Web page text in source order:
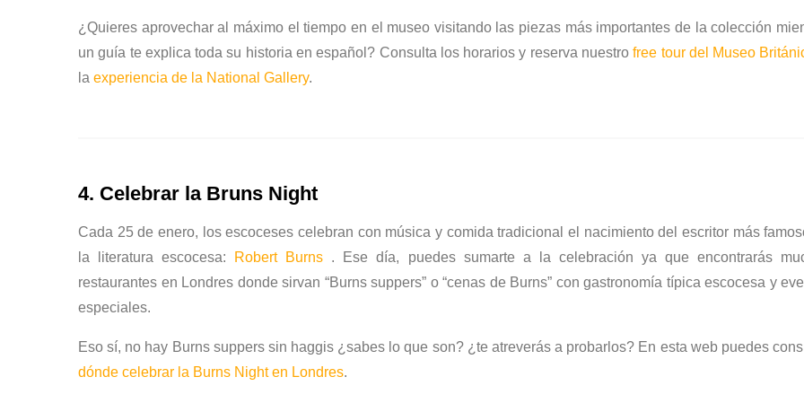
¿Quieres aprovechar al máximo el tiempo en el museo visitando las piezas más importantes de la colección
un guía te explica toda su historia en español? Consulta los horarios y reserva nuestrofree tour del Museo
la experiencia de la National Gallery.
4. Celebrar la Bruns Night
Cada 25 de enero, los escoceses celebran con música y comida tradicional el nacimiento del escritor más
la literatura escocesa:
Robert Burns . Ese día, puedes sumarte a la celebración ya que encontrarás
restaurantes en Londres donde sirvan “Burns suppers” o “cenas de Burns” con gastronomía típica escocesa y
especiales.
Eso sí, no hay Burns suppers sin haggis ¿sabes lo que son? ¿te atreverás a probarlos? En esta web puedes
dónde celebrar la Burns Night en Londres.